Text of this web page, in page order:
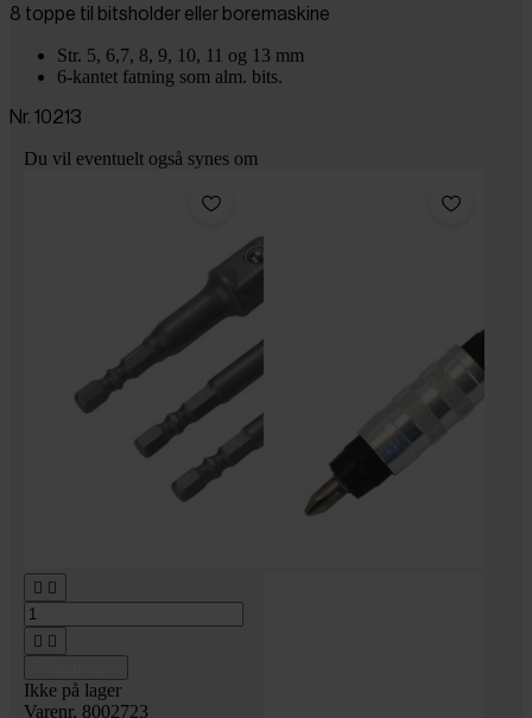
8 toppe til bitsholder eller boremaskine
Str. 5, 6,7, 8, 9, 10, 11 og 13 mm
6-kantet fatning som alm. bits.
Nr. 10213
Du vil eventuelt også synes om
 
 
Ikke på lager
Varenr. 8002723